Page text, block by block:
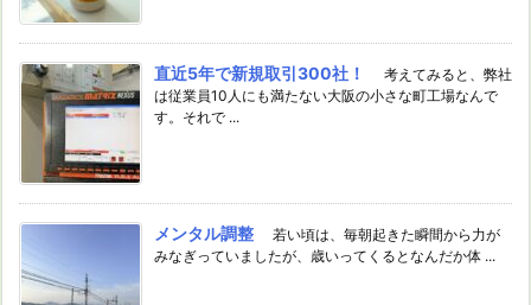
直近5年で新規取引300社！
考えてみると、弊社
は従業員10人にも満たない大阪の小さな町工場なんで
す。それで ...
メンタル調整
若い頃は、毎朝起きた瞬間から力が
みなぎっていましたが、歳いってくるとなんだか体 ...